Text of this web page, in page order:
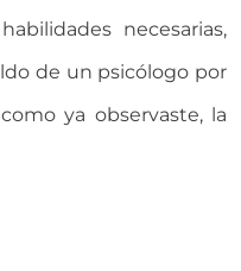
necesarias,
de un psicólogo por
ya observaste, la